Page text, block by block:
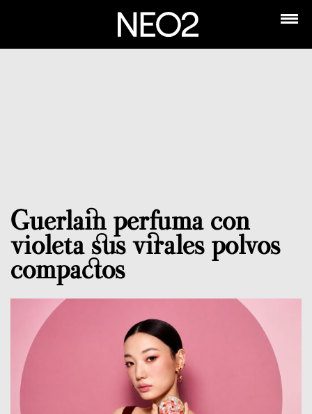
Guerlain perfuma con
violeta sus virales polvos
compactos